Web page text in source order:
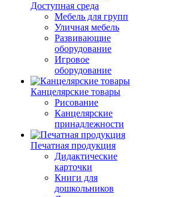
Доступная среда
Мебель для групп
Уличная мебель
Развивающие
оборудование
Игровое
оборудование
Канцелярские товары
Рисование
Канцелярские
принадлежности
Печатная продукция
Дидактические
карточки
Книги для
дошкольников